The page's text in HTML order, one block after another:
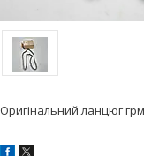
Оригінальний ланцюг